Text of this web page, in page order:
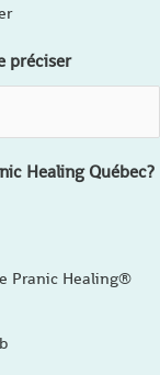
préciser
vous entendu parler de Pranic Healing Québec?
Pranic Healing®